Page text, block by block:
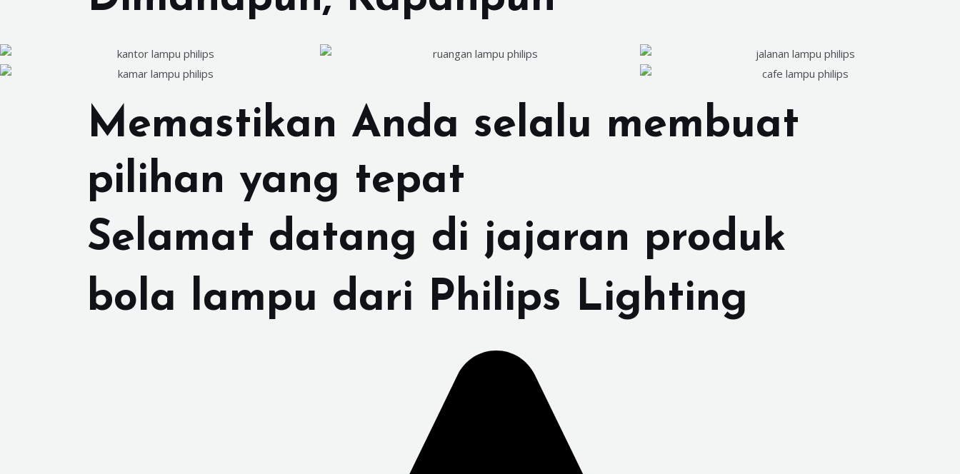
Memastikan Anda selalu membuat
pilihan yang tepat
Selamat datang di jajaran produk
bola lampu dari Philips Lighting